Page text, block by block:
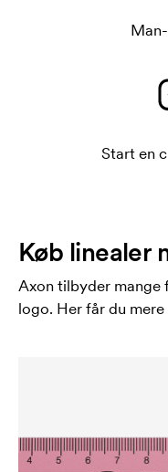
Start en
Køb linealer
Axon tilbyder mange
logo. Her får du